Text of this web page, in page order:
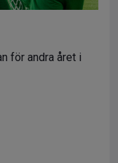
för andra året i